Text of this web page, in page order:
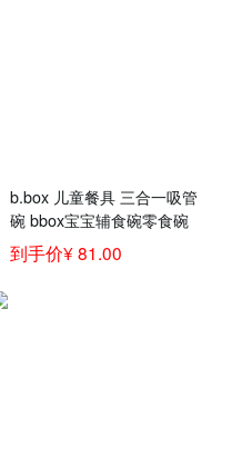
b.box 儿童餐具 三合一吸管
碗 bbox宝宝辅食碗零食碗
婴儿碗 海蓝色
到手价¥ 81.00